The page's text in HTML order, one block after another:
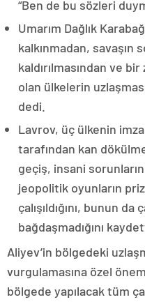
“Ben de bu sözleri
Umarım Dağlık
kalkınmadan, savaşın
kaldırılmasından ve
olan ülkelerin
dedi.
Lavrov, üç ülkenin
tarafından kan
geçiş, insani
jeopolitik oyunların
çalışıldığını, bunun
bağdaşmadığını
Aliyev’in bölgedeki
vurgulamasına özel
bölgede yapılacak tüm